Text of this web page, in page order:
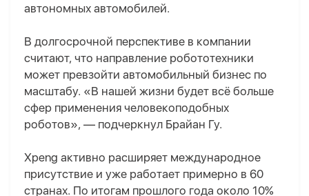
автономных автомобилей.
В долгосрочной перспективе в компании
считают, что направление робототехники
может превзойти автомобильный бизнес по
масштабу. «В нашей жизни будет всё больше
сфер применения человекоподобных
роботов», — подчеркнул Брайан Гу.
Xpeng активно расширяет международное
присутствие и уже работает примерно в 60
странах. По итогам прошлого года около 10%